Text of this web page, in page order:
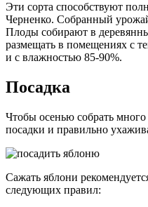
Эти сорта способствуют
Черненко. Собранный
Плоды собирают в
размещать в помещениях с
и с влажностью 85-90%.
Посадка
Чтобы осенью собрать
посадки и правильно
Сажать яблони
следующих правил: